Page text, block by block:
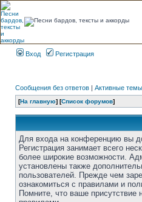
Вход Регистрация
Сообщения без ответов | Активные темы
[На главную] [Список форумов]
Для входа на конференцию вы
Регистрация занимает всего
более широкие возможности.
установлены также
пользователей. Прежде чем
ознакомиться с правилами и
Помните, что ваше присутствие